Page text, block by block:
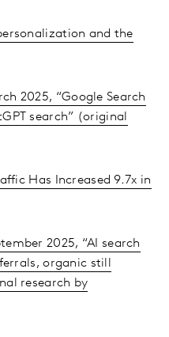
and the
2025, “Google Search
search” (original
Has Increased 9.7x in
2025, “AI search
organic still
research by